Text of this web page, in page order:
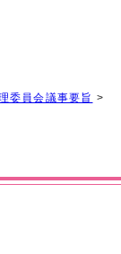
委員会議事要旨 >